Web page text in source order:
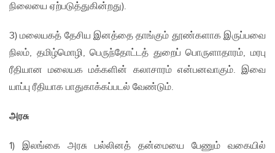
நிலையை ஏற்படுத்துகின்றது).
3) மலையகத் தேசிய இனத்தை தாங்கும் தூண்களாக இருப்பவை
நிலம், தமிழ்மொழி, பெருந்தோட்டத் துறைப் பொருளாதாரம், மரபு
ரீதியான மலையக மக்களின் கலாசாரம் என்பனவாகும். இவை
யாப்பு ரீதியாக பாதுகாக்கப்படல் வேண்டும்.
அரசு
1) இலங்கை அரசு பல்லினத் தன்மையை பேணும் வகையில்